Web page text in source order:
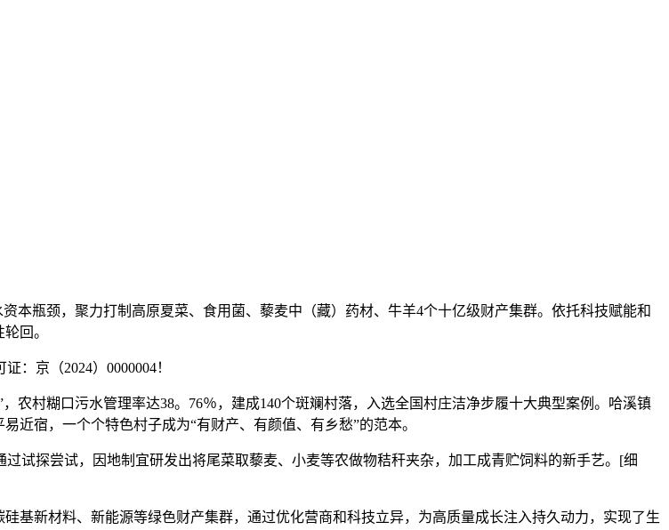
瓶颈，聚力打制高原夏菜、食用菌、藜麦中（藏）药材、牛羊4个十亿级财产集群。依托科技赋能和
回。
京（2024）0000004！
村糊口污水管理率达38。76％，建成140个斑斓村落，入选全国村庄洁净步履十大典型案例。哈溪镇
近宿，一个个特色村子成为“有财产、有颜值、有乡愁”的范本。
探尝试，因地制宜研发出将尾菜取藜麦、小麦等农做物秸秆夹杂，加工成青贮饲料的新手艺。[细
新材料、新能源等绿色财产集群，通过优化营商和科技立异，为高质量成长注入持久动力，实现了生